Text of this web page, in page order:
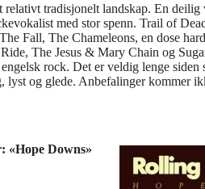
relativt tradisjonelt landskap. En
med stor spenn. Trail of
Fall, The Chameleons, en dose
The Jesus & Mary Chain og
rock. Det er veldig lenge
lyst og glede. Anbefalinger kommer
«Hope Downs»